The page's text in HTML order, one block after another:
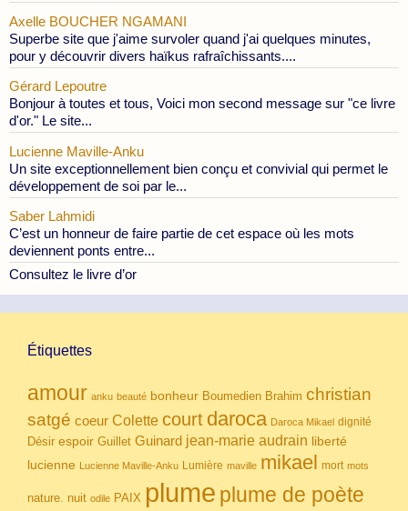
Axelle BOUCHER NGAMANI
Superbe site que j'aime survoler quand j'ai quelques minutes,
pour y découvrir divers haïkus rafraîchissants....
Gérard Lepoutre
Bonjour à toutes et tous, Voici mon second message sur "ce livre
d'or." Le site...
Lucienne Maville-Anku
Un site exceptionnellement bien conçu et convivial qui permet le
développement de soi par le...
Saber Lahmidi
C’est un honneur de faire partie de cet espace où les mots
deviennent ponts entre...
Consultez le livre d’or
Étiquettes
amour anku beauté bonheur Boumedien Brahim christian
satgé coeur Colette court daroca Daroca Mikael dignité
Désir espoir Guillet Guinard jean-marie audrain liberté
lucienne Lucienne Maville-Anku Lumière maville mikael mort mots
nature. nuit odile PAIX plume plume de poète